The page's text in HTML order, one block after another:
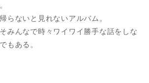
らないと見れないアルバム。
みんなで時々ワイワイ勝手な話をしな
もある。